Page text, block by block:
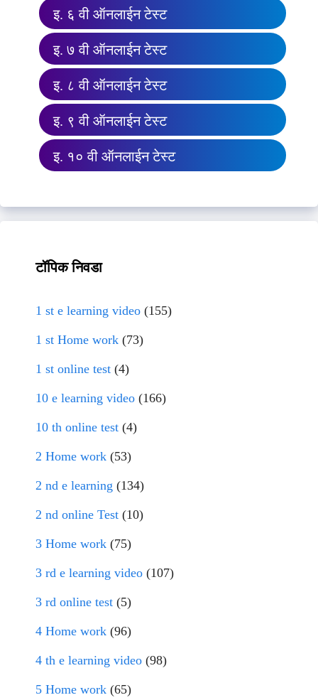
इ. ६ वी ऑनलाईन टेस्ट
इ. ७ वी ऑनलाईन टेस्ट
इ. ८ वी ऑनलाईन टेस्ट
इ. ९ वी ऑनलाईन टेस्ट
इ. १० वी ऑनलाईन टेस्ट
टॉपिक निवडा
1 st e learning video (155)
1 st Home work (73)
1 st online test (4)
10 e learning video (166)
10 th online test (4)
2 Home work (53)
2 nd e learning (134)
2 nd online Test (10)
3 Home work (75)
3 rd e learning video (107)
3 rd online test (5)
4 Home work (96)
4 th e learning video (98)
5 Home work (65)